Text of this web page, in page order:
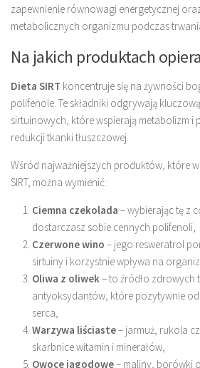
zapewnienie równowagi energetycznej
metabolicznych organizmu podczas
Na jakich produktach
Dieta SIRT koncentruje się na żywności
polifenole. Te składniki odgrywają
sirtuinowych, które wspierają metabolizm i
redukcji tkanki tłuszczowej.
Wśród najważniejszych produktów, które
SIRT, można wymienić:
Ciemna czekolada – wybierając tę z
dostarczasz sobie cennych polifenoli,
Czerwone wino – jego resweratrol
sirtuiny i korzystnie wpływa na
Oliwa z oliwek– to źródło zdrowych
antyoksydantów, które pozytywnie
serca,
Warzywa liściaste– jarmuż, rukola
skarbnice witamin i minerałów,
Owoce jagodowe– maliny, borówki